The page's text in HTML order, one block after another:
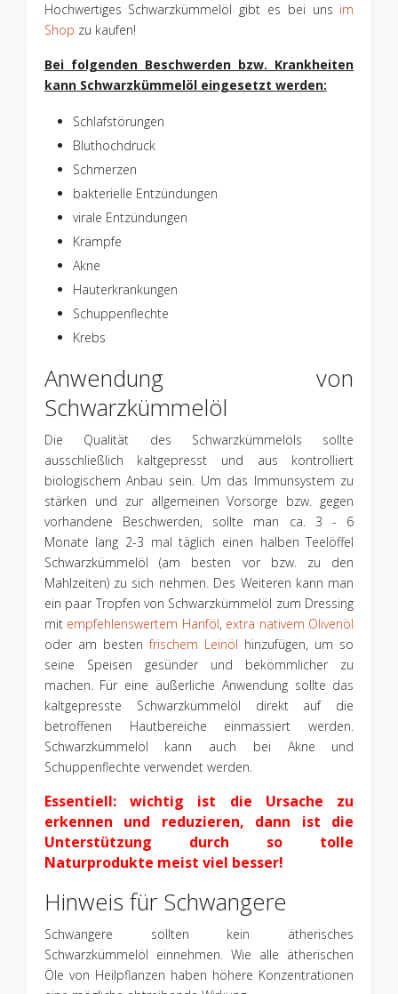
Hochwertiges Schwarzkümmelöl gibt es bei uns im
Shop zu kaufen!
Bei folgenden Beschwerden bzw. Krankheiten
kann Schwarzkümmelöl eingesetzt werden:
Schlafstörungen
Bluthochdruck
Schmerzen
bakterielle Entzündungen
virale Entzündungen
Krämpfe
Akne
Hauterkrankungen
Schuppenflechte
Krebs
Anwendung von
Schwarzkümmelöl
Die Qualität des Schwarzkümmelöls sollte
ausschließlich kaltgepresst und aus kontrolliert
biologischem Anbau sein. Um das Immunsystem zu
stärken und zur allgemeinen Vorsorge bzw. gegen
vorhandene Beschwerden, sollte man ca. 3 - 6
Monate lang 2-3 mal täglich einen halben Teelöffel
Schwarzkümmelöl (am besten vor bzw. zu den
Mahlzeiten) zu sich nehmen. Des Weiteren kann man
ein paar Tropfen von Schwarzkümmelöl zum Dressing
mit empfehlenswertem Hanföl, extra nativem Olivenöl
oder am bestenfrischem Leinöl hinzufügen, um so
seine Speisen gesünder und bekömmlicher zu
machen. Für eine äußerliche Anwendung sollte das
kaltgepresste Schwarzkümmelöl direkt auf die
betroffenen Hautbereiche einmassiert werden.
Schwarzkümmelöl kann auch bei Akne und
Schuppenflechte verwendet werden.
Essentiell: wichtig ist die Ursache zu
erkennen und reduzieren, dann ist die
Unterstützung durch so tolle
Naturprodukte meist viel besser!
Hinweis für Schwangere
Schwangere sollten kein ätherisches
Schwarzkümmelöl einnehmen. Wie alle ätherischen
Öle von Heilpflanzen haben höhere Konzentrationen